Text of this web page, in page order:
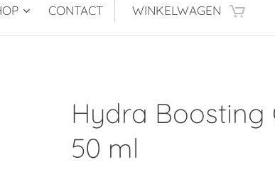
CONTACT WINKELWAGEN
Hydra Boosting
50 ml